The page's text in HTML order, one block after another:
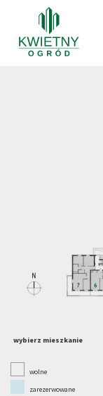
wybierz mieszkanie
wolne
zarezerwowane